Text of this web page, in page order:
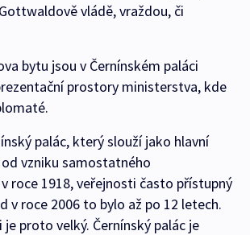
vládě, vraždou, či
bytu jsou v Černínském paláci
prostory ministerstva, kde
palác, který slouží jako hlavní
vzniku samostatného
roce 1918, veřejnosti často přístupný
v roce 2006 to bylo až po 12 letech.
proto velký. Černínský palác je